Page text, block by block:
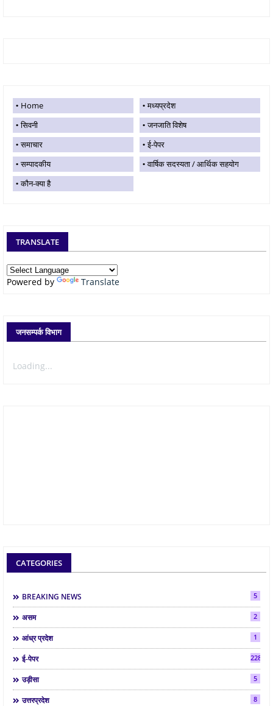
Home
मध्यप्रदेश
सिवनी
जनजाति विशेष
समाचार
ई-पेपर
सम्पादकीय
वार्षिक सदस्यता / आर्थिक सहयोग
कौन-क्या है
TRANSLATE
Powered by Translate
जनसम्पर्क विभाग
Loading...
CATEGORIES
BREAKING NEWS 5
असम 2
आंध्र प्रदेश 1
ई-पेपर 2286
उड़ीसा 5
उत्तरप्रदेश 8